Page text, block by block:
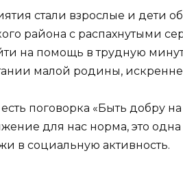
стали взрослые и дети
района с распахнутыми
на помощь в трудную
малой родины,
поговорка «Быть добру
для нас норма, это
в социальную активность.